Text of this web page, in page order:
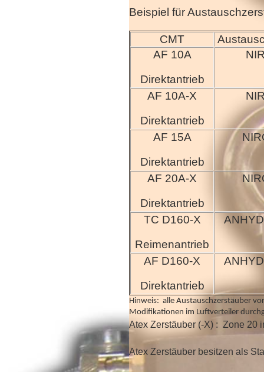
Beispiel für
CMT
Zerstäuber
AF 10A
Direktantrieb
AF 10A-X
Direktantrieb
AF 15A
Direktantrieb
AF 20A-X
Direktantrieb
TC D160-X
Reimenantrieb
AF D160-X
Direktantrieb
Hinweis: alle Austauschzerstäuber
Modifikationen im Luftverteiler
Atex Zerstäuber (-X) : Zone 20
Atex Zerstäuber besitzen als